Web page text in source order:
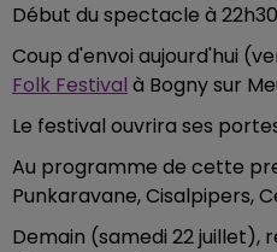
Début du spectacle à
Coup d'envoi aujourd'hui
Folk Festival à Bogny sur
Le festival ouvrira ses
Au programme de cette
Punkaravane, Cisalpipers,
Demain (samedi 22 juillet),